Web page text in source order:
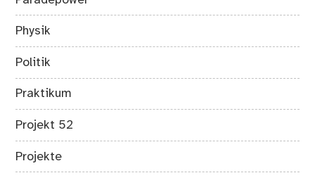
Physik
Politik
Praktikum
Projekt 52
Projekte